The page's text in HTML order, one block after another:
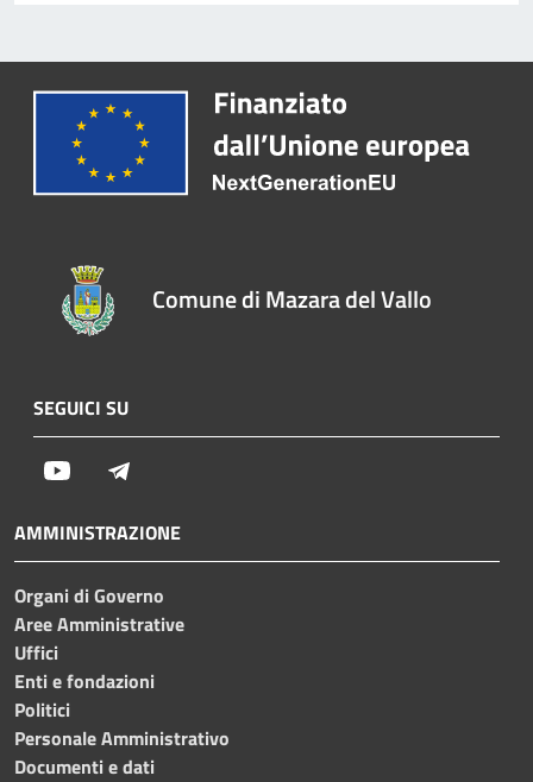
Comune di Mazara del Vallo
SEGUICI SU
Youtube
AMMINISTRAZIONE
Organi di Governo
Aree Amministrative
Uffici
Enti e fondazioni
Politici
Personale Amministrativo
Documenti e dati